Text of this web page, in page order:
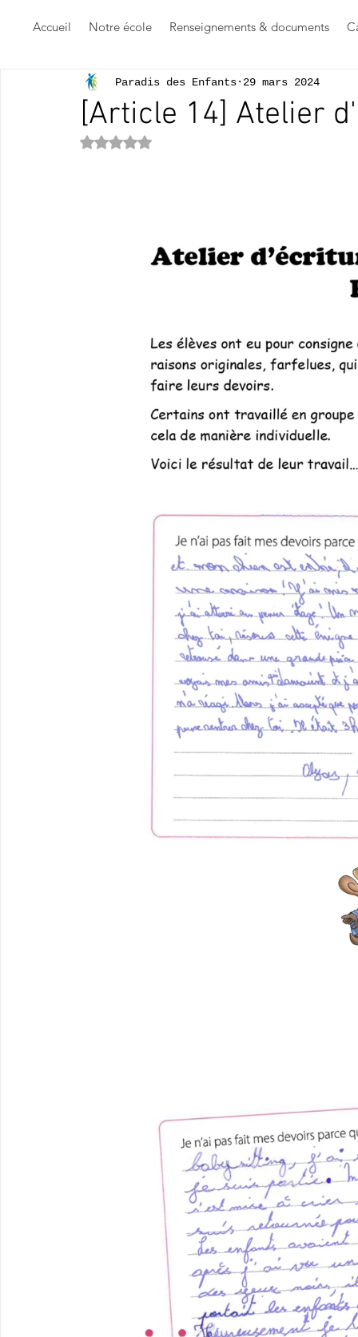
Accueil Notre école Renseignements & documents
[Article 14] Atelier
Paradis des Enfants 29 mars 2024
Noté NaN étoiles sur 5.